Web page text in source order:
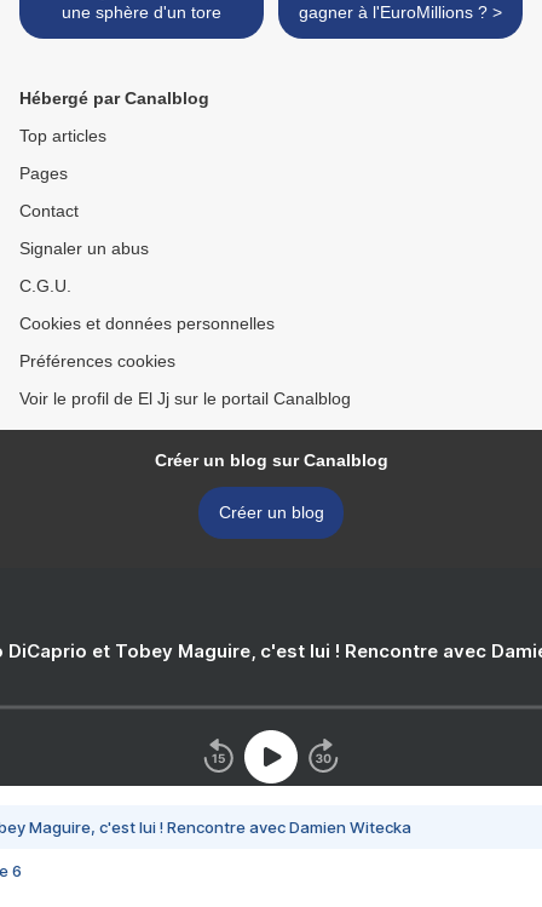
une sphère d'un tore
gagner à l'EuroMillions ? >
Hébergé par Canalblog
Top articles
Pages
Contact
Signaler un abus
C.G.U.
Cookies et données personnelles
Préférences cookies
Voir le profil de El Jj sur le portail Canalblog
Créer un blog sur Canalblog
Créer un blog
DiCaprio et Tobey Maguire, c'est lui ! Rencontre avec
Maguire, c'est lui ! Rencontre avec Damien Witecka
6